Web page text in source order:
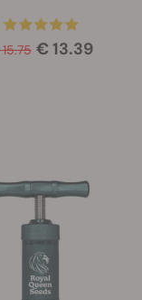
€ 13.39